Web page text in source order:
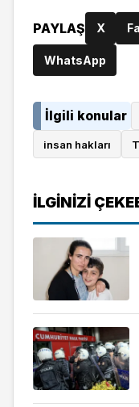
PAYLAŞ X
WhatsApp
İlgili konular
insan hakları
İLGINIZI